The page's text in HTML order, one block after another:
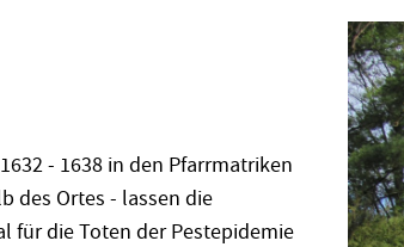
- 1638 in den Pfarrmatriken
des Ortes - lassen die
für die Toten der Pestepidemie